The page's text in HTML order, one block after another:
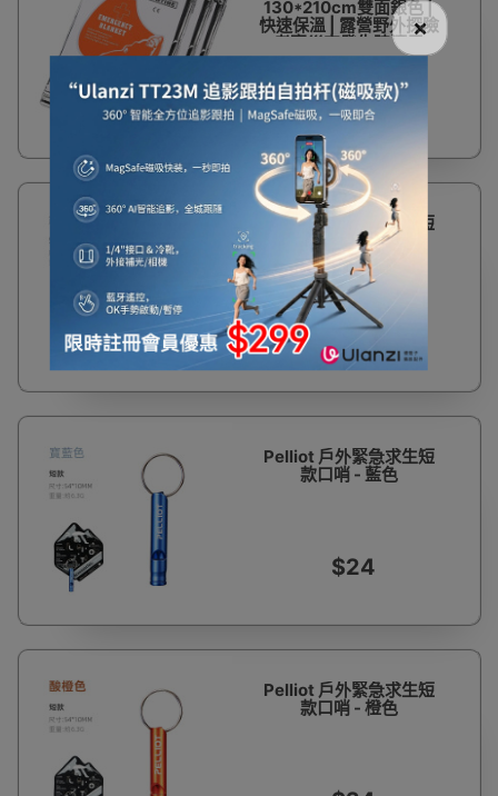
130*210cm雙面銀色 |
快速保溫 | 露營野外探險
考察災害發生時適用
$35
Pelliot 戶外緊急求生短
款口哨 - 灰色
$24
Pelliot 戶外緊急求生短
款口哨 - 藍色
$24
Pelliot 戶外緊急求生短
款口哨 - 橙色
×